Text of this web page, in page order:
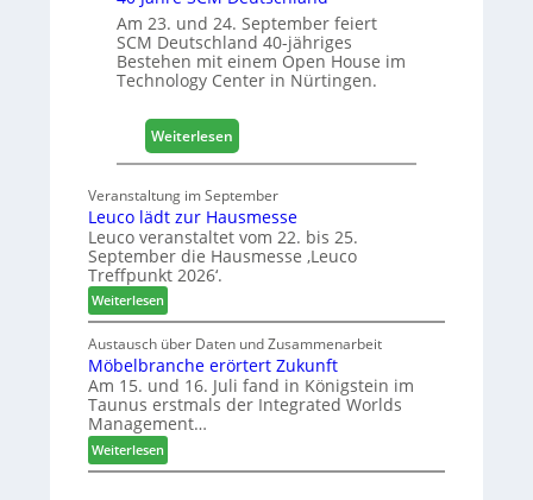
+
H
o
z
2
2
8
Am 23. und 24. September feiert
SCM Deutschland 40-jähriges
Bestehen mit einem Open House im
Technology Center in Nürtingen.
Weiterlesen
4
J
a
h
C
M
D
e
s
Veranstaltung im September
Leuco lädt zur Hausmesse
Leuco veranstaltet vom 22. bis 25.
September die Hausmesse ‚Leuco
Treffpunkt 2026‘.
Weiterlesen:
L
e
u
c
o
l
ä
d
Austausch über Daten und Zusammenarbeit
Möbelbranche erörtert Zukunft
Am 15. und 16. Juli fand in Königstein im
Taunus erstmals der Integrated Worlds
Management…
Weiterlesen:
M